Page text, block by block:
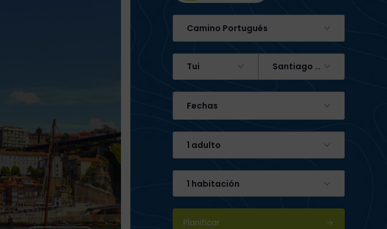
Camino Portugués
Tui Santiago de Compostela
Fechas
1 adulto
1 habitación
Planificar